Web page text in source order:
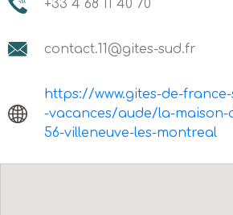
+33 4 68 11 40 70
contact.11@gites-sud.fr
https://www.gites-de-
-vacances/aude/la-maison-
56-villeneuve-les-montreal